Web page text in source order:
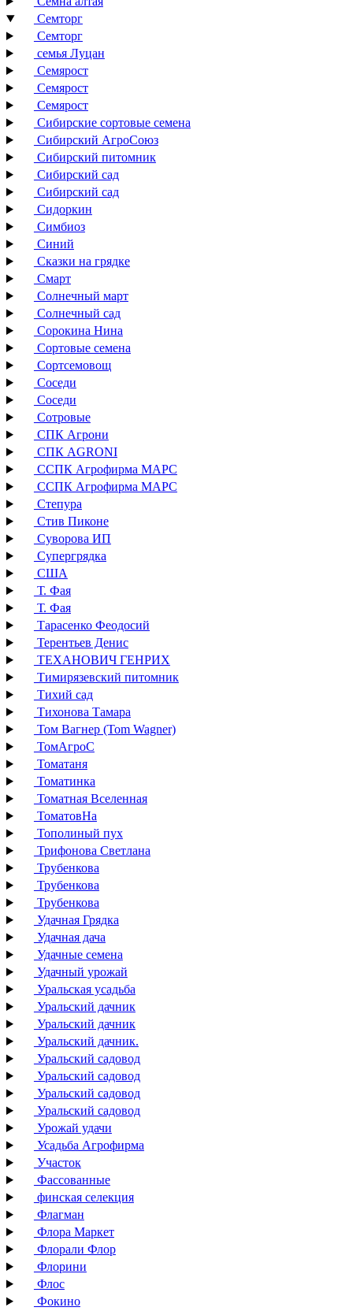
Семторг
Семторг
семья Луцан
Семярост
Семярост
Семярост
Сибирские сортовые семена
Сибирский АгроСоюз
Сибирский питомник
Сибирский сад
Сибирский сад
Сидоркин
Симбиоз
Синий
Сказки на грядке
Смарт
Солнечный март
Солнечный сад
Сорокина Нина
Сортовые семена
Сортсемовощ
Соседи
Соседи
Сотровые
СПК Агрони
СПК AGRONI
ССПК Агрофирма МАРС
ССПК Агрофирма МАРС
Степура
Стив Пиконе
Суворова ИП
Супергрядка
США
Т. Фая
Т. Фая
Тарасенко Феодосий
Терентьев Денис
ТЕХАНОВИЧ ГЕНРИХ
Тимирязевский питомник
Тихий сад
Тихонова Тамара
Том Вагнер (Tom Wagner)
ТомАгроС
Томатаня
Томатинка
Томатная Вселенная
ТоматовНа
Тополиный пух
Трифонова Светлана
Трубенкова
Трубенкова
Трубенкова
Удачная Грядка
Удачная дача
Удачные семена
Удачный урожай
Уральская усадьба
Уральский дачник
Уральский дачник
Уральский дачник.
Уральский садовод
Уральский садовод
Уральский садовод
Уральский садовод
Урожай удачи
Усадьба Агрофирма
Участок
Фассованные
финская селекция
Флагман
Флора Маркет
Флорали Флор
Флорини
Флос
Фокино